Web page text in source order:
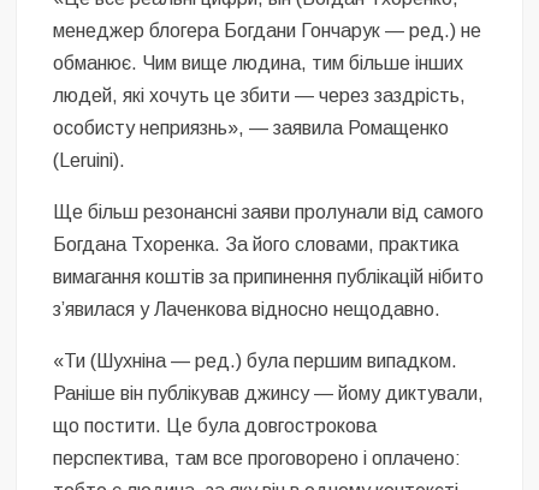
менеджер блогера Богдани Гончарук — ред.) не
обманює. Чим вище людина, тим більше інших
людей, які хочуть це збити — через заздрість,
особисту неприязнь», — заявила Ромащенко
(Leruini).
Ще більш резонансні заяви пролунали від самого
Богдана Тхоренка. За його словами, практика
вимагання коштів за припинення публікацій нібито
з’явилася у Лаченкова відносно нещодавно.
«Ти (Шухніна — ред.) була першим випадком.
Раніше він публікував джинсу — йому диктували,
що постити. Це була довгострокова
перспектива, там все проговорено і оплачено: